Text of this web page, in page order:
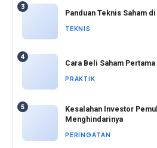
3
Panduan Teknis Saham
TEKNIS
4
Cara Beli Saham
PRAKTIK
5
Kesalahan Investor
Menghindarinya
PERINGATAN